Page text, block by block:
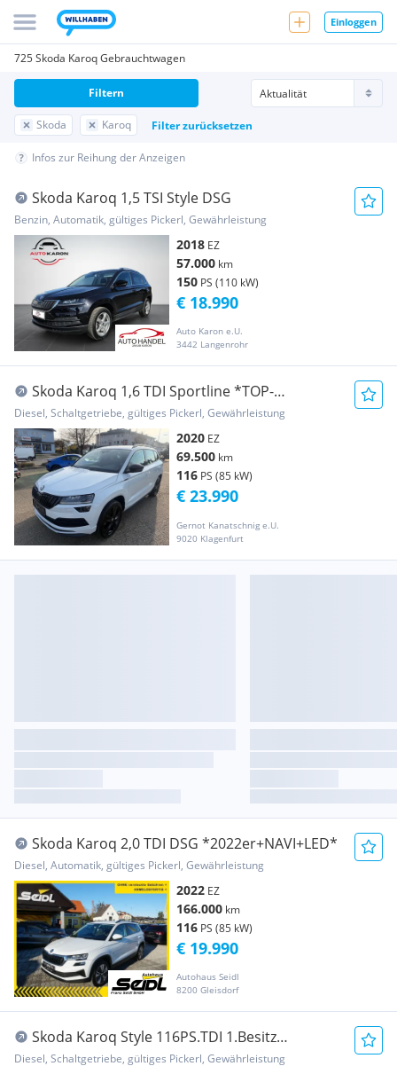
Einloggen
725 Skoda Karoq Gebrauchtwagen
Skoda Karoq Filter zurücksetzen
Filtern
Infos zur Reihung der Anzeigen
Skoda Karoq 1,5 TSI Style DSG
Benzin, Automatik, gültiges Pickerl, Gewährleistung
2018 EZ
57.000 km
150 PS (110 kW)
Auto Karon e.U.
3442 Langenrohr
€ 18.990
Skoda Karoq 1,6 TDI Sportline *TOP-
Ausstattung!* /Vir...
Diesel, Schaltgetriebe, gültiges Pickerl, Gewährleistung
2020 EZ
69.500 km
116 PS (85 kW)
Gernot Kanatschnig e.U.
9020 Klagenfurt
€ 23.990
Skoda Karoq 2,0 TDI DSG *2022er+NAVI+LED*
Diesel, Automatik, gültiges Pickerl, Gewährleistung
2022 EZ
166.000 km
116 PS (85 kW)
Autohaus Seidl
8200 Gleisdorf
€ 19.990
Skoda Karoq Style 116PS.TDI 1.Besitz
AHV.elektris...
Diesel, Schaltgetriebe, gültiges Pickerl, Gewährleistung